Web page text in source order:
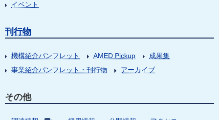
イベント
刊行物
機構紹介パンフレット AMED Pickup
成果集
事業紹介パンフレット・刊行物
アーカイブ
その他